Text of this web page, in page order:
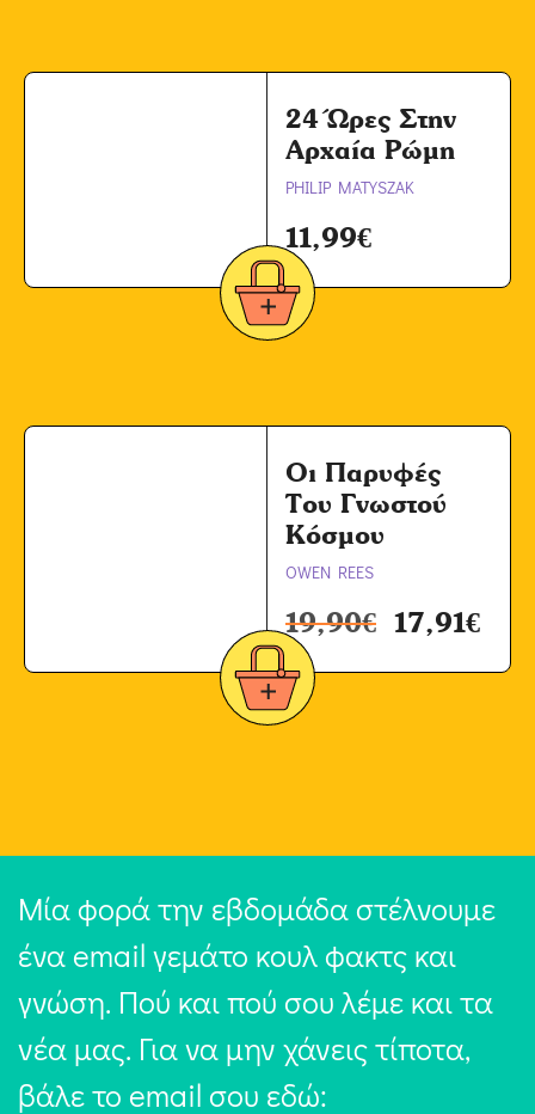
24 Ώρες Στην
Αρχαία Ρώμη
PHILIP MATYSZAK
11,99€
Οι Παρυφές
Του Γνωστού
Κόσμου
OWEN REES
19,90€ 17,91€
Μία φορά την εβδομάδα στέλνουμε
ένα email γεμάτο κουλ φακτς και
γνώση. Πού και πού σου λέμε και τα
νέα μας. Για να μην χάνεις τίποτα,
βάλε το email σου εδώ: